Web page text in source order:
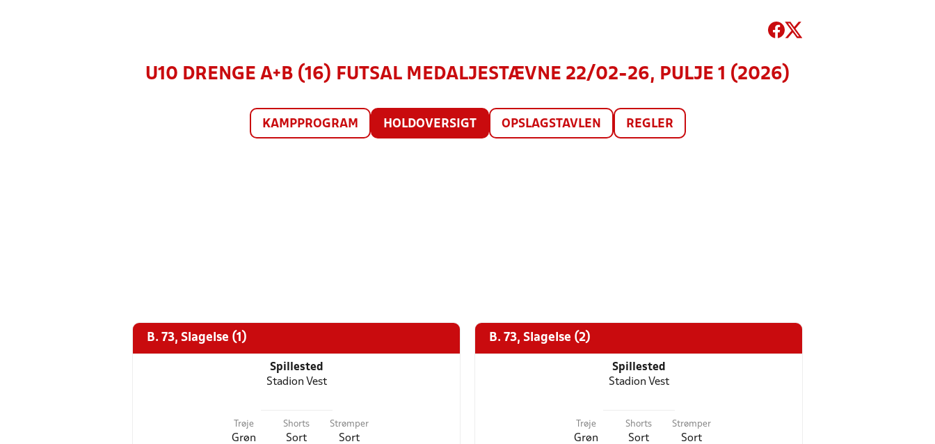
U10 DRENGE A+B (16) FUTSAL MEDALJESTÆVNE 22/02-26, PULJE 1 (2026)
KAMPPROGRAM HOLDOVERSIGT OPSLAGSTAVLEN REGLER
B. 73, Slagelse (1)
Spillested
Stadion Vest
Trøje
Grøn
Shorts
Sort
Strømper
Sort
B. 73, Slagelse (2)
Spillested
Stadion Vest
Trøje
Grøn
Shorts
Sort
Strømper
Sort